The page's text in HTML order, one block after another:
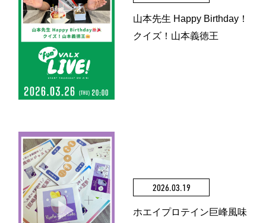
山本先生 Happy Birthday！
クイズ！山本義徳王
2026.03.19
ホエイプロテイン巨峰風味